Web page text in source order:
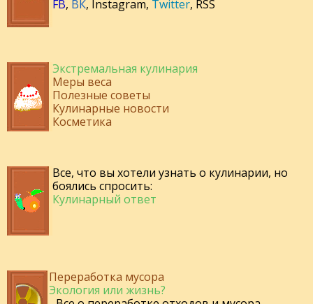
FB, ВК, Instagram, Twitter, RSS
Экстремальная кулинария
Меры веса
Полезные советы
Кулинарные новости
Косметика
Все, что вы хотели узнать о кулинарии, но
боялись спросить:
Кулинарный ответ
Переработка мусора
Экология или жизнь?